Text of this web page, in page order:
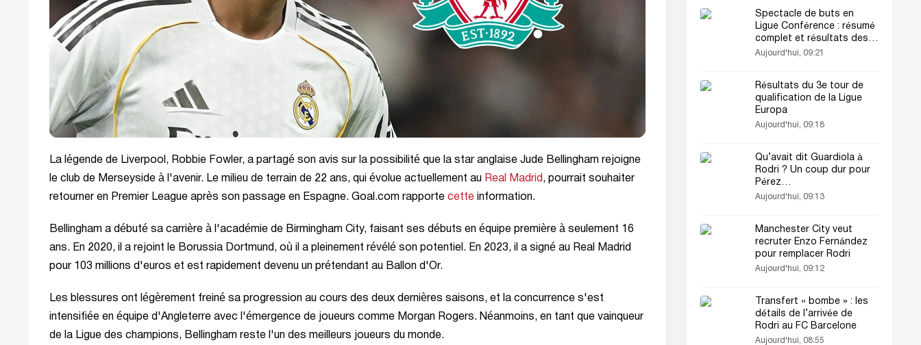
La légende de Liverpool, Robbie Fowler, a partagé son avis sur la possibilité que la star anglaise Jude Bellingham rejoigne
le club de Merseyside à l'avenir. Le milieu de terrain de 22 ans, qui évolue actuellement au
Real Madrid , pourrait souhaiter
retourner en Premier League après son passage en Espagne. Goal.com rapporte cette information.
Bellingham a débuté sa carrière à l'académie de Birmingham City, faisant ses débuts en équipe première à seulement 16
ans. En 2020, il a rejoint le Borussia Dortmund, où il a pleinement révélé son potentiel. En 2023, il a signé au Real Madrid
pour 103 millions d'euros et est rapidement devenu un prétendant au Ballon d'Or.
Les blessures ont légèrement freiné sa progression au cours des deux dernières saisons, et la concurrence s'est
intensifiée en équipe d'Angleterre avec l'émergence de joueurs comme Morgan Rogers. Néanmoins, en tant que vainqueur
de la Ligue des champions, Bellingham reste l'un des meilleurs joueurs du monde.
Spectacle de buts en
Ligue Conférence : résumé
complet et résultats des
premiers matchs
Aujourd'hui, 09:21
Résultats du 3e tour de
qualification de la Ligue
Europa
Aujourd'hui, 09:18
Qu’avait dit Guardiola à
Rodri ? Un coup dur pour
Pérez…
Aujourd'hui, 09:13
Manchester City veut
recruter Enzo Fernández
pour remplacer Rodri
Aujourd'hui, 09:12
Transfert « bombe » : les
détails de l’arrivée de
Rodri au FC Barcelone
Aujourd'hui, 08:55